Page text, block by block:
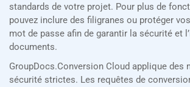
standards de votre projet. Pour plus de
pouvez inclure des filigranes ou protéger
mot de passe afin de garantir la sécurité et
documents.
GroupDocs.Conversion Cloud applique des
sécurité strictes. Les requêtes de